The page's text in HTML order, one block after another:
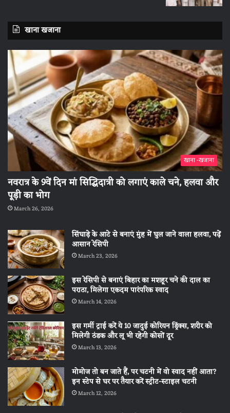
खाना खजाना
खाना -खजाना
नवरात्र के 9वें दिन मां सिद्धिदात्री को लगाएं काले चने, हलवा और
पूड़ी का भोग
March 26, 2026
सिंघाड़े के आटे से बनाएं मुंह में घुल जाने वाला हलवा, पढ़ें
आसान रेसिपी
March 23, 2026
इस रेसिपी से बनाएं बिहार का मशहूर चने की दाल का
पराठा, मिलेगा एकदम पारंपरिक स्वाद
March 14, 2026
इस गर्मी ट्राई करें ये 10 जादुई कोरियन ड्रिंक्स, शरीर को
मिलेगी ठंडक और लू भी रहेगी कोसों दूर
March 13, 2026
मोमोज तो बन जाते हैं, पर चटनी में वो स्वाद नहीं आता?
इन स्टेप से घर पर तैयार करें स्ट्रीट-स्टाइल चटनी
March 12, 2026